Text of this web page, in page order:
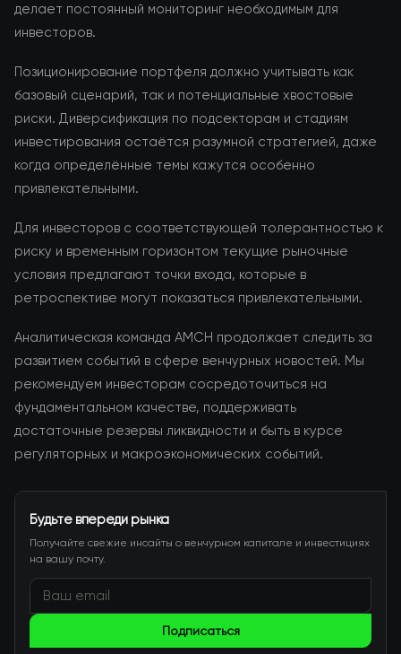
делает постоянный мониторинг необходимым для
инвесторов.
Позиционирование портфеля должно учитывать как
базовый сценарий, так и потенциальные хвостовые
риски. Диверсификация по подсекторам и стадиям
инвестирования остаётся разумной стратегией, даже
когда определённые темы кажутся особенно
привлекательными.
Для инвесторов с соответствующей толерантностью к
риску и временным горизонтом текущие рыночные
условия предлагают точки входа, которые в
ретроспективе могут показаться привлекательными.
Аналитическая команда AMCH продолжает следить за
развитием событий в сфере венчурных новостей. Мы
рекомендуем инвесторам сосредоточиться на
фундаментальном качестве, поддерживать
достаточные резервы ликвидности и быть в курсе
регуляторных и макроэкономических событий.
Будьте впереди рынка
Получайте свежие инсайты о венчурном капитале и инвестициях
на вашу почту.
Подписаться